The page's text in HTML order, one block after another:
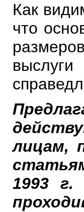
Как
что
лицам,
1993